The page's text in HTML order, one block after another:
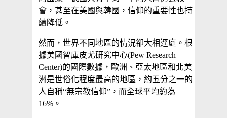
會，甚至在美國與韓國，信仰的重要性也持
續降低。
然而，世界不同地區的情況卻大相逕庭。根
據美國智庫皮尤研究中心(Pew Research
Center)的國際數據，歐洲、亞太地區和北美
洲是世俗化程度最高的地區，約五分之一的
人自稱“無宗教信仰”，而全球平均約為
16%。